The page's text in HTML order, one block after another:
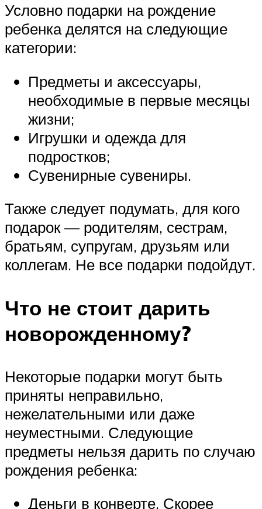
Условно подарки на рождение
ребенка делятся на следующие
категории:
Предметы и аксессуары,
необходимые в первые месяцы
жизни;
Игрушки и одежда для
подростков;
Сувенирные сувениры.
Также следует подумать, для кого
подарок — родителям, сестрам,
братьям, супругам, друзьям или
коллегам. Не все подарки подойдут.
Что не стоит дарить
новорожденному?
Некоторые подарки могут быть
приняты неправильно,
нежелательными или даже
неуместными. Следующие
предметы нельзя дарить по случаю
рождения ребенка:
Деньги в конверте. Скорее